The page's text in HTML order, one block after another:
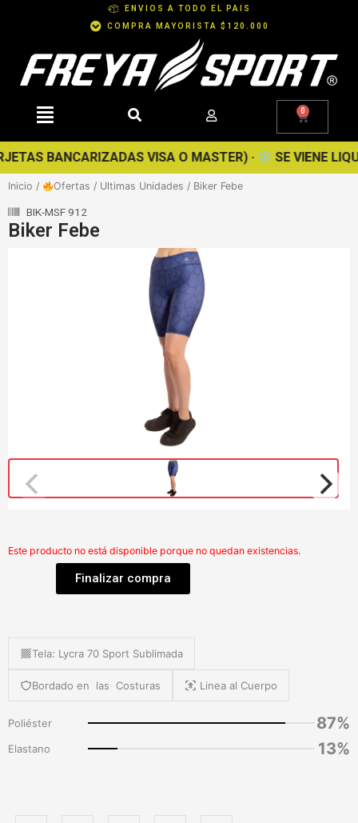
ENVIOS A TODO EL PAIS
COMPRA MAYORISTA $120.000
0 Cart
BANCARIZADAS VISA O MASTER) · SE VIENE
Inicio / Ofertas / Ultimas Unidades / Biker Febe
BIK-MSF 912
Biker Febe
Este producto no está disponible porque no quedan existencias.
Finalizar compra
Tela: Lycra 70 Sport Sublimada
Bordado en las Costuras Linea al Cuerpo
Poliéster 87%
Elastano 13%